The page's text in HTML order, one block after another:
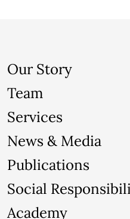
Our Story
Team
Services
News & Media
Publications
Social
Academy